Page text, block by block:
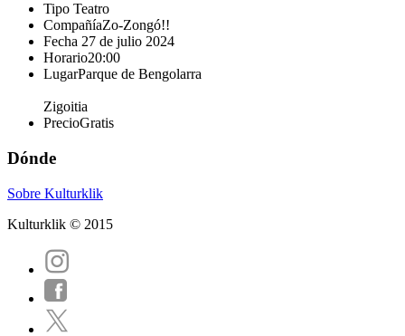
Tipo Teatro
CompañíaZo-Zongó!!
Fecha 27 de julio 2024
Horario20:00
LugarParque de Bengolarra
Zigoitia
PrecioGratis
Dónde
Sobre Kulturklik
Kulturklik © 2015